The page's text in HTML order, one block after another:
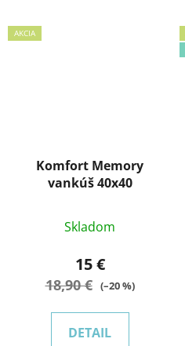
AKCIA
Komfort Memory
vankúš 40x40
Skladom
15 €
18,90 € (–20 %)
DETAIL